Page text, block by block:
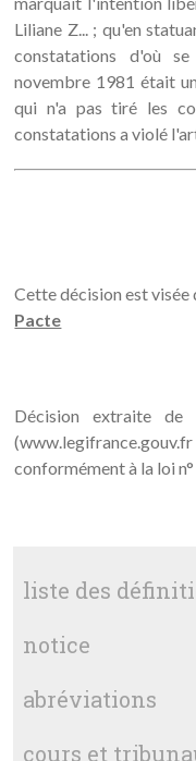
Liliane Z... ; qu'en
constatations d'où
novembre 1981 était
qui n'a pas tiré les
constatations a violé
Cette décision est visée
Pacte
Décision extraite
conformément à la loi
liste des
notice
abréviations
cours et